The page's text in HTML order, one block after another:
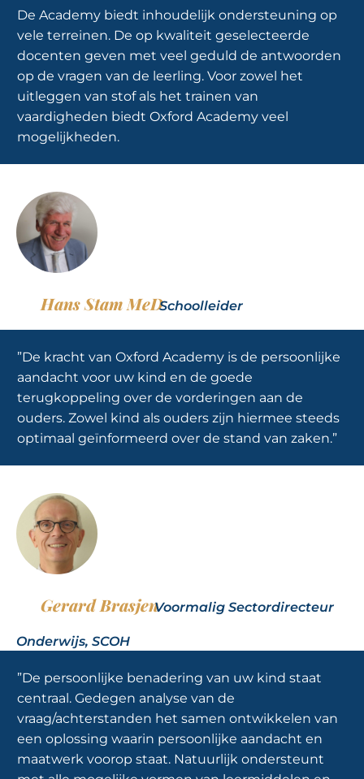
De Academy biedt inhoudelijk ondersteuning op
vele terreinen. De op kwaliteit geselecteerde
docenten geven met veel geduld de antwoorden
op de vragen van de leerling. Voor zowel het
uitleggen van stof als het trainen van
vaardigheden biedt Oxford Academy veel
mogelijkheden.
Hans Stam MeDSchoolleider
”De kracht van Oxford Academy is de persoonlijke
aandacht voor uw kind en de goede
terugkoppeling over de vorderingen aan de
ouders. Zowel kind als ouders zijn hiermee steeds
optimaal geïnformeerd over de stand van zaken.”
Gerard BrasjenVoormalig Sectordirecteur
Onderwijs, SCOH
”De persoonlijke benadering van uw kind staat
centraal. Gedegen analyse van de
vraag/achterstanden het samen ontwikkelen van
een oplossing waarin persoonlijke aandacht en
maatwerk voorop staat. Natuurlijk ondersteunt